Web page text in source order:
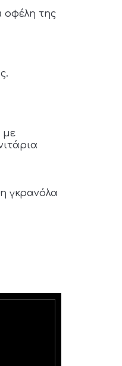
οφέλη της
με
γκρανόλα